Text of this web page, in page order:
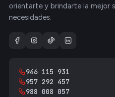
orientarte y brindarte la mejor
necesidades.
946 115 931
957 292 457
988 008 057